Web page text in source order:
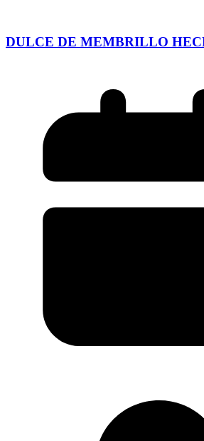
DULCE DE MEMBRILLO